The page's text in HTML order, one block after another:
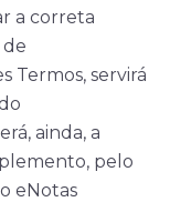
a correta
de
Termos, servirá
ainda, a
pelo
eNotas